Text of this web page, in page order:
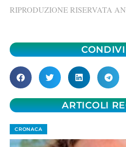
RIPRODUZIONE RISERVATA
ARTICOLI
CRONACA